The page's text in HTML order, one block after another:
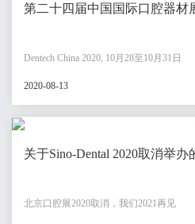
第二十四届中国国际口腔器材
Dentech China 2020, 10月28至10月31日
2020-08-13
关于Sino-Dental 2020取消举办
北京口腔展2020取消，我们2021再见